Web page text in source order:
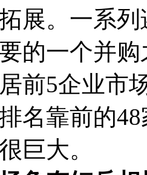
展。一系
的一个并
前5企业市
名靠前的
巨大。